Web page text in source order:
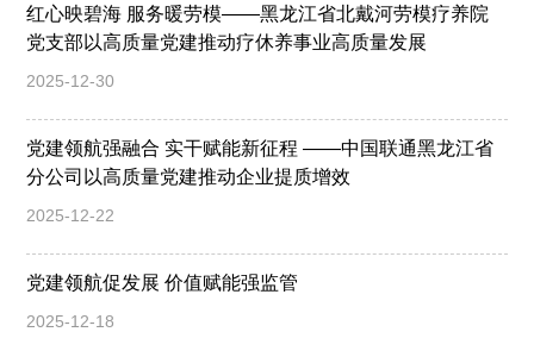
红心映碧海 服务暖劳模——黑龙江省北戴河劳模疗养院
党支部以高质量党建推动疗休养事业高质量发展
2025-12-30
党建领航强融合 实干赋能新征程 ——中国联通黑龙江省
分公司以高质量党建推动企业提质增效
2025-12-22
党建领航促发展 价值赋能强监管
2025-12-18